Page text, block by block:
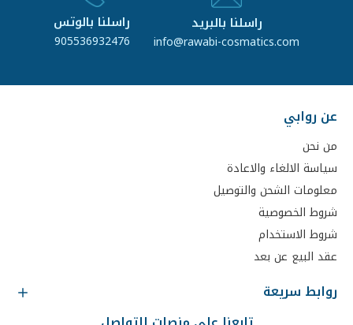
راسلنا بالبريد
info@rawabi-cosmatics.com
راسلنا بالوتس
905536932476
عن روابي
من نحن
سياسة الالغاء والاعادة
معلومات الشحن والتوصيل
شروط الخصوصية
شروط الاستخدام
عقد البيع عن بعد
روابط سريعة